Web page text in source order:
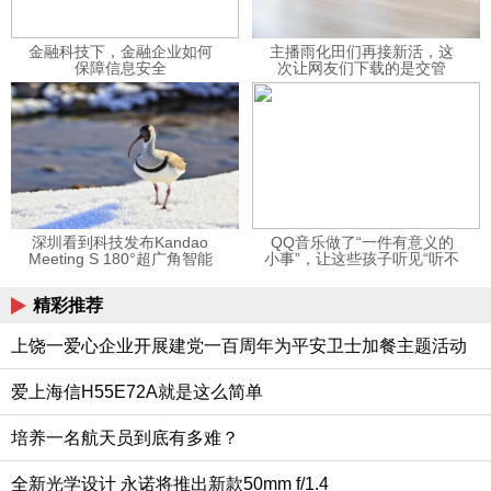
金融科技下，金融企业如何
保障信息安全
主播雨化田们再接新活，这
次让网友们下载的是交管
12123APP
深圳看到科技发布Kandao
Meeting S 180°超广角智能
QQ音乐做了“一件有意义的
小事”，让这些孩子听见“听不
精彩推荐
上饶一爱心企业开展建党一百周年为平安卫士加餐主题活动
爱上海信H55E72A就是这么简单
培养一名航天员到底有多难？
全新光学设计 永诺将推出新款50mm f/1.4